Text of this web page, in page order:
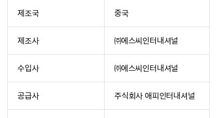
제조국 중국
제조사 ㈜에스씨인터내셔널
수입사 ㈜에스씨인터내셔널
공급사 주식회사 애피인터내셔널